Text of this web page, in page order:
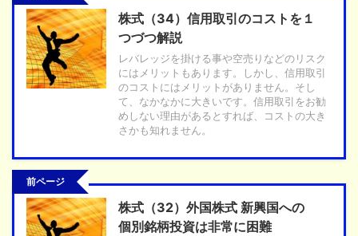
株式（34）信用取引のコストを１
つづつ解説
レバレッジを掛ける事や空売りなどのリスク
にはメリットもあります。しかし、信用取引
のコストにはメリットがありません。そし
て、なかなかに大きいです。信用取引をお勧
めしない理由があるとすれば、コストの大き
さかも知れません。
前ページ
株式（32）外国株式 新興国への
個別銘柄投資は非常に困難